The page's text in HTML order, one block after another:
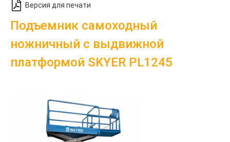
Версия для печати
Подъемник самоходный
ножничный с выдвижной
платформой SKYER PL1245